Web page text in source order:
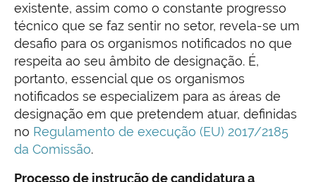
existente, assim como o constante progresso
técnico que se faz sentir no setor, revela-se um
desafio para os organismos notificados no que
respeita ao seu âmbito de designação. É,
portanto, essencial que os organismos
notificados se especializem para as áreas de
designação em que pretendem atuar, definidas
no Regulamento de execução (EU) 2017/2185
da Comissão.
Processo de instrução de candidatura a